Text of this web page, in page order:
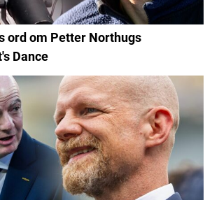
ord om Petter Northugs
Dance